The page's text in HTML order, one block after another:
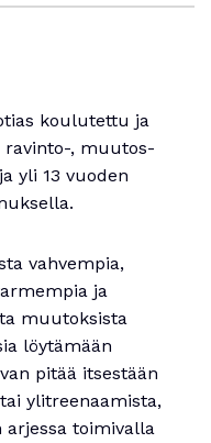
koulutettu ja
, muutos-
yli 13 vuoden
vahvempia,
ja
muutoksista
löytämään
pitää itsestään
ylitreenaamista,
arjessa toimivalla